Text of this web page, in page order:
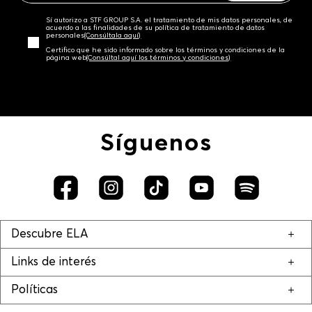
Sí autorizo a STF GROUP S.A. el tratamiento de mis datos personales, de
acuerdo a las finalidades de su política de tratamiento de datos
personales‎(Consúltala aquí)
Certifico que he sido informado sobre los términos y condiciones de la
página web‎(Consúltal aquí los términos y condiciones)
Síguenos
Descubre ELA
Links de interés
Políticas